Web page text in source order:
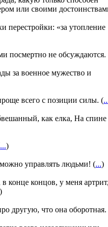
или своими
перестройки: «за утопление
посмертно не обсуждаются.
за военное мужество и
всего с позиции силы. (
как елка, На
...)
управлять людьми! (...)
конце концов, у меня артрит,
)
другую, что она оборотная.